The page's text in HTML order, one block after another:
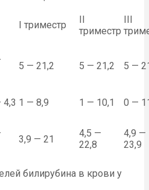
I триместр
триместр
5 — 21,2 5 — 21,2 5 —
4,3 1 — 8,9 1 — 10,1 0 —
3,9 — 21
4,5 —
22,8
4,9 —
23,9
билирубина в крови у